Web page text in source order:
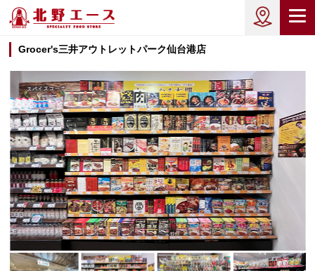
Grocer's三井アウトレットパーク仙台港店